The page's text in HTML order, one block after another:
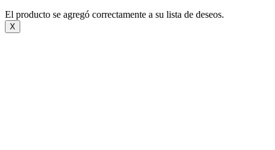
El producto se agregó correctamente a su lista de deseos.
X